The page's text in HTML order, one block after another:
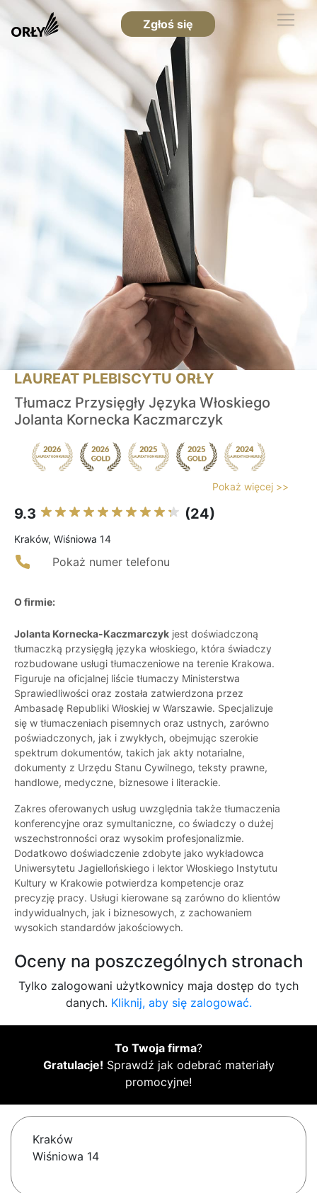
Zgłoś się
LAUREAT PLEBISCYTU ORŁY
Tłumacz Przysięgły Języka Włoskiego
Jolanta Kornecka Kaczmarczyk
Pokaż więcej >>
9.3 (24)
Kraków, Wiśniowa 14
Pokaż numer telefonu
O firmie:
Jolanta Kornecka-Kaczmarczyk jest doświadczoną
tłumaczką przysięgłą języka włoskiego, która świadczy
rozbudowane usługi tłumaczeniowe na terenie Krakowa.
Figuruje na oficjalnej liście tłumaczy Ministerstwa
Sprawiedliwości oraz została zatwierdzona przez
Ambasadę Republiki Włoskiej w Warszawie. Specjalizuje
się w tłumaczeniach pisemnych oraz ustnych, zarówno
poświadczonych, jak i zwykłych, obejmując szerokie
spektrum dokumentów, takich jak akty notarialne,
dokumenty z Urzędu Stanu Cywilnego, teksty prawne,
handlowe, medyczne, biznesowe i literackie.
Zakres oferowanych usług uwzględnia także tłumaczenia
konferencyjne oraz symultaniczne, co świadczy o dużej
wszechstronności oraz wysokim profesjonalizmie.
Dodatkowo doświadczenie zdobyte jako wykładowca
Uniwersytetu Jagiellońskiego i lektor Włoskiego Instytutu
Kultury w Krakowie potwierdza kompetencje oraz
precyzję pracy. Usługi kierowane są zarówno do klientów
indywidualnych, jak i biznesowych, z zachowaniem
wysokich standardów jakościowych.
Oceny na poszczególnych stronach
Tylko zalogowani użytkownicy maja dostęp do tych
danych. Kliknij, aby się zalogować.
To Twoja firma?
Gratulacje! Sprawdź jak odebrać materiały
promocyjne!
Kraków
Wiśniowa 14